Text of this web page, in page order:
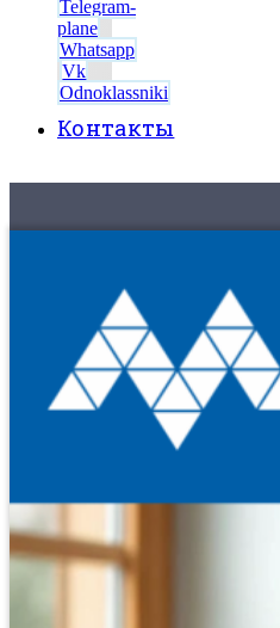
Telegram-
plane
Whatsapp
Vk
Odnoklassniki
Контакты